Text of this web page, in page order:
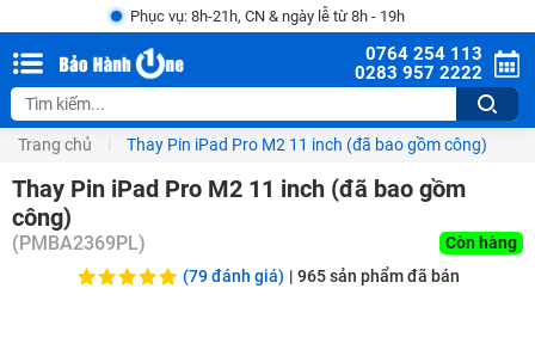
Phục vụ: 8h-21h, CN & ngày lễ từ 8h - 19h
0764 254 113
0283 957 2222
Trang chủ Thay Pin iPad Pro M2 11 inch (đã bao gồm công)
Thay Pin iPad Pro M2 11 inch (đã bao gồm
công)
(PMBA2369PL)
Còn hàng
(79 đánh giá) | 965sản phẩm đã bán